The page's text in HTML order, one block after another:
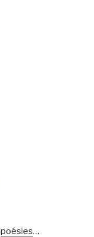
poésies…